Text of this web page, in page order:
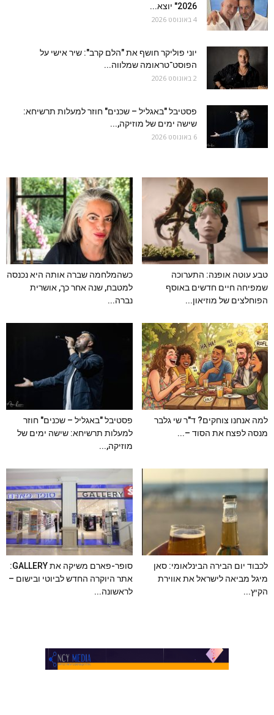
2026" יוצא...
4 באוגוסט 2026
יוני פוליקר חושף את "הלם קרב": שיר אישי על
הפוסט־טראומה שמלווה...
2 באוגוסט 2026
פסטיבל "באגליל – שכנים" חוזר למעלות תרשיחא:
שישה ימים של מוזיקה,...
6 באוגוסט 2026
טבע עוטה אופנה: התערוכה
שמפיחה חיים חדשים באוסף
הפוחלצים של מוזיאון...
כשהמלחמה שברה אותה היא נכנסה
למטבח, שנה אחר כך, אושרית
נברה...
למה אנחנו צוחקים? ד"ר שי גלבר
מנסה לפצח את הסוד –...
פסטיבל "באגליל – שכנים" חוזר
למעלות תרשיחא: שישה ימים של
מוזיקה,...
לכבוד יום הבירה הבינלאומי: סאן
מיגל מביאה לישראל את אווירת
הקיץ...
סופר-פארם משיקה את GALLERY:
אתר היוקרה החדש לביוטי ובישום –
לראשונה...